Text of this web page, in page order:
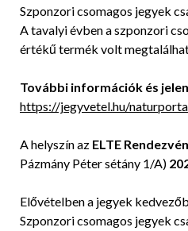
Szponzori csomagos jegyek
A tavalyi évben a szponzori
értékű termék volt
További információk és
https://jegyvetel.hu/
A helyszín az ELTE
Pázmány Péter sétány 1/A)
Elővételben a jegyek
Szponzori csomagos jegyek